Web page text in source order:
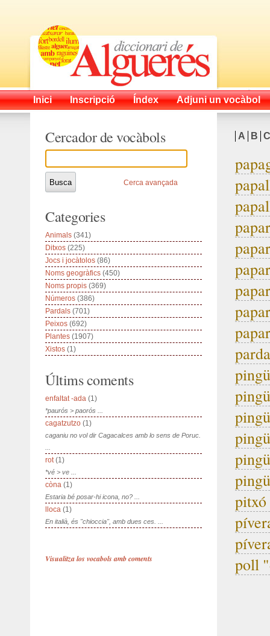
Inici Inscripció Índex Adjuni un vocàbol
A B C
pitxó
poll
Cercador de vocàbols
Cerca avançada
Categories
Animals (341)
Ditxos (225)
Jocs i jocàtolos (86)
Noms geogràfics (450)
Noms propis (369)
Números (386)
Pardals (701)
Peixos (692)
Plantes (1907)
Xistos (1)
Últims coments
enfaltat -ada (1)
*paurós > paorós ...
cagatzutzo (1)
caganiu no vol dir Cagacalces amb lo sens de Poruc.
rot(1)
*vé > ve ...
còna (1)
Estaria bé posar-hi icona, no? ...
lloca (1)
En italià, és "chioccia", amb dues ces. ...
Visualitza los vocabols amb coments